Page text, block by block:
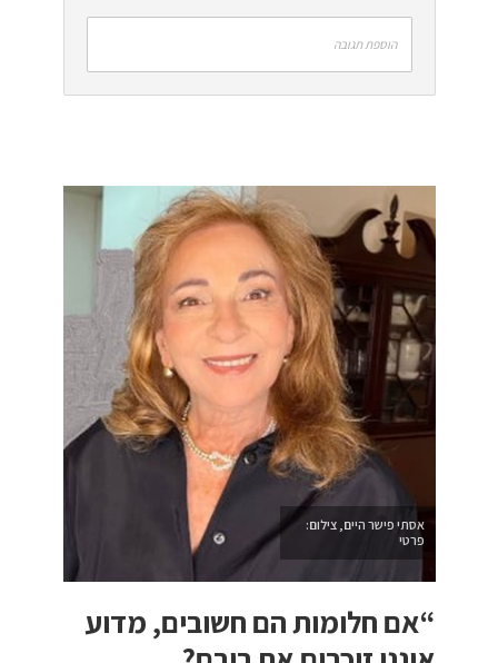
הוספת תגובה
אסתי פישר היים, צילום:
פרטי
“אם חלומות הם חשובים, מדוע